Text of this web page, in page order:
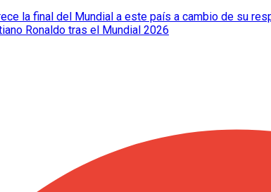
la final del Mundial a este país a cambio de su
Ronaldo tras el Mundial 2026